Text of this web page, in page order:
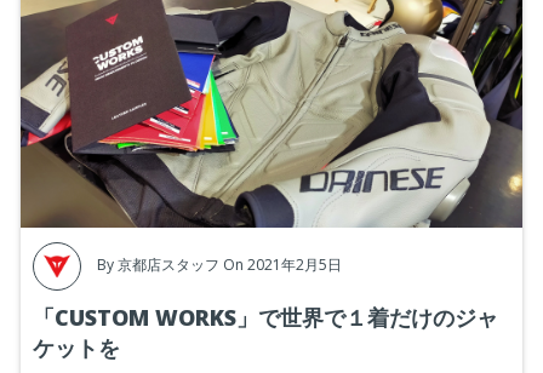
By京都店スタッフ On 2021年2月5日
「CUSTOM WORKS」で世界で１着だけのジャ
ケットを